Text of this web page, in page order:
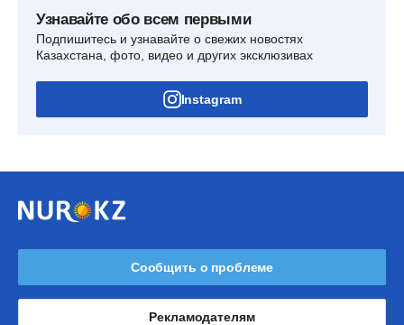
Узнавайте обо всем первыми
Подпишитесь и узнавайте о свежих новостях
Казахстана, фото, видео и других эксклюзивах
Instagram
Сообщить о проблеме
Рекламодателям